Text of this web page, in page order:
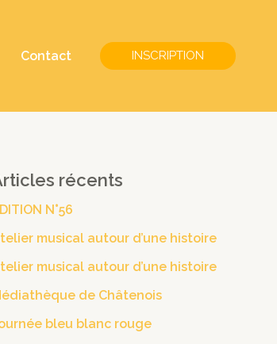
Contact INSCRIPTION
récents
N°56
musical autour d’une histoire
musical autour d’une histoire
de Châtenois
bleu blanc rouge